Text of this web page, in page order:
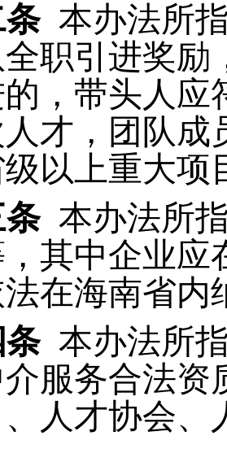
本办法所
职引进奖励
的，带头人
才，团队成
以上重大项
本办法所
其中企业应
在海南省内
本办法所
服务合法资
人才协会、